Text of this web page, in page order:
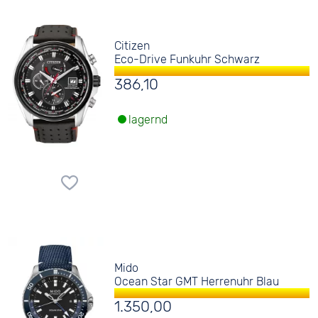
Citizen
Eco-Drive Funkuhr Schwarz
386,10
lagernd
Mido
Ocean Star GMT Herrenuhr Blau
1.350,00